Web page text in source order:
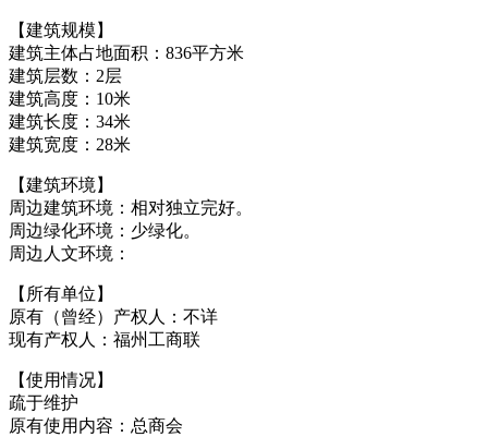
【建筑规模】
建筑主体占地面积：836平方米
建筑层数：2层
建筑高度：10米
建筑长度：34米
建筑宽度：28米
【建筑环境】
周边建筑环境：相对独立完好。
周边绿化环境：少绿化。
周边人文环境：
【所有单位】
原有（曾经）产权人：不详
现有产权人：福州工商联
【使用情况】
疏于维护
原有使用内容：总商会